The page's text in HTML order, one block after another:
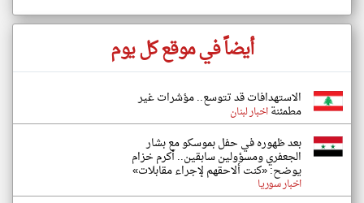
أيضاً في موقع كل يوم
الاستهدافات قد تتوسع.. مؤشرات غير
مطمئنةاخبار لبنان
بعد ظهوره في حفل بموسكو مع بشار
الجعفري ومسؤولين سابقين.. أكرم خزام
يوضح: «كنت ألاحقهم لإجراء مقابلات»
اخبار سوريا